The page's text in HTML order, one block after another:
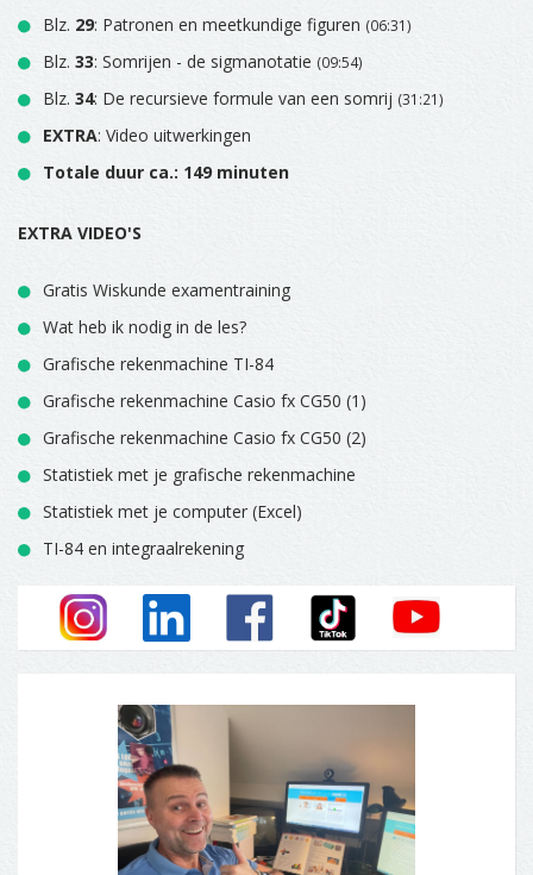
Blz. 29: Patronen en meetkundige figuren (06:31)
Blz. 33: Somrijen - de sigmanotatie (09:54)
Blz. 34: De recursieve formule van een somrij (31:21)
EXTRA: Video uitwerkingen
Totale duur ca.: 149 minuten
EXTRA VIDEO'S
Gratis Wiskunde examentraining
Wat heb ik nodig in de les?
Grafische rekenmachine TI-84
Grafische rekenmachine Casio fx CG50 (1)
Grafische rekenmachine Casio fx CG50 (2)
Statistiek met je grafische rekenmachine
Statistiek met je computer (Excel)
TI-84 en integraalrekening